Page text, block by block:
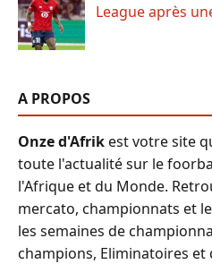
League après
A PROPOS
Onze d'Afrikest votre site
toute l'actualité sur le
l'Afrique et du Monde.
mercato, championnats et
les semaines de
champions, Eliminatoires et